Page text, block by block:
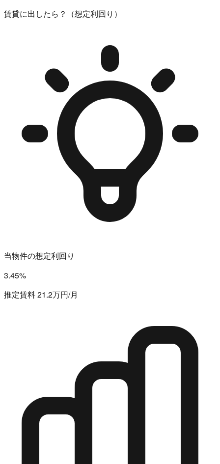
賃貸に出したら？（想定利回り）
当物件の想定利回り
3.45%
推定賃料 21.2万円/月